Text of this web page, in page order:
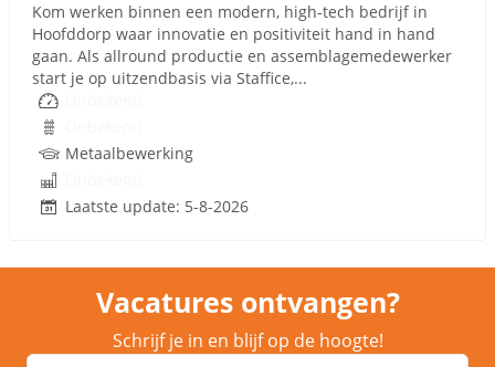
Kom werken binnen een modern, high-tech bedrijf in
Hoofddorp waar innovatie en positiviteit hand in hand
gaan. Als allround productie en assemblagemedewerker
start je op uitzendbasis via Staffice,...
Metaalbewerking
Laatste update: 5-8-2026
Vacatures ontvangen?
Schrijf je in en blijf op de hoogte!